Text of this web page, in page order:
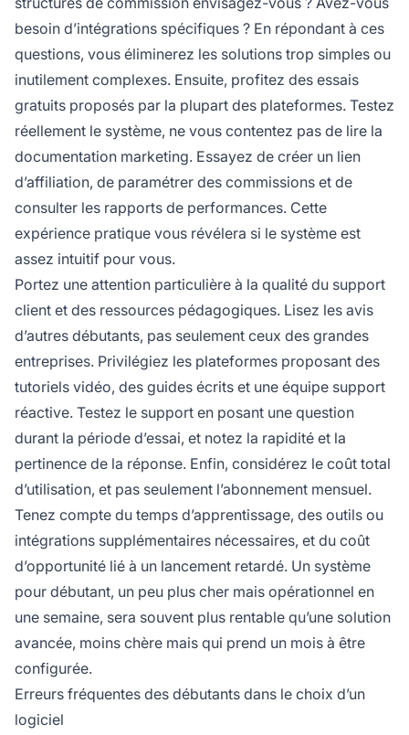
besoin d’intégrations spécifiques ? En répondant à ces
questions, vous éliminerez les solutions trop simples ou
inutilement complexes. Ensuite, profitez des essais
gratuits proposés par la plupart des plateformes. Testez
réellement le système, ne vous contentez pas de lire la
documentation marketing. Essayez de créer un lien
d’affiliation, de paramétrer des commissions et de
consulter les rapports de performances. Cette
expérience pratique vous révélera si le système est
assez intuitif pour vous.
Portez une attention particulière à la qualité du support
client et des ressources pédagogiques. Lisez les avis
d’autres débutants, pas seulement ceux des grandes
entreprises. Privilégiez les plateformes proposant des
tutoriels vidéo, des guides écrits et une équipe support
réactive. Testez le support en posant une question
durant la période d’essai, et notez la rapidité et la
pertinence de la réponse. Enfin, considérez le coût total
d’utilisation, et pas seulement l’abonnement mensuel.
Tenez compte du temps d’apprentissage, des outils ou
intégrations supplémentaires nécessaires, et du coût
d’opportunité lié à un lancement retardé. Un système
pour débutant, un peu plus cher mais opérationnel en
une semaine, sera souvent plus rentable qu’une solution
avancée, moins chère mais qui prend un mois à être
configurée.
Erreurs fréquentes des débutants dans le choix d’un
logiciel